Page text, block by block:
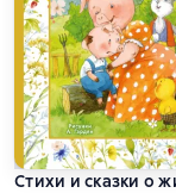
Стихи и сказки о